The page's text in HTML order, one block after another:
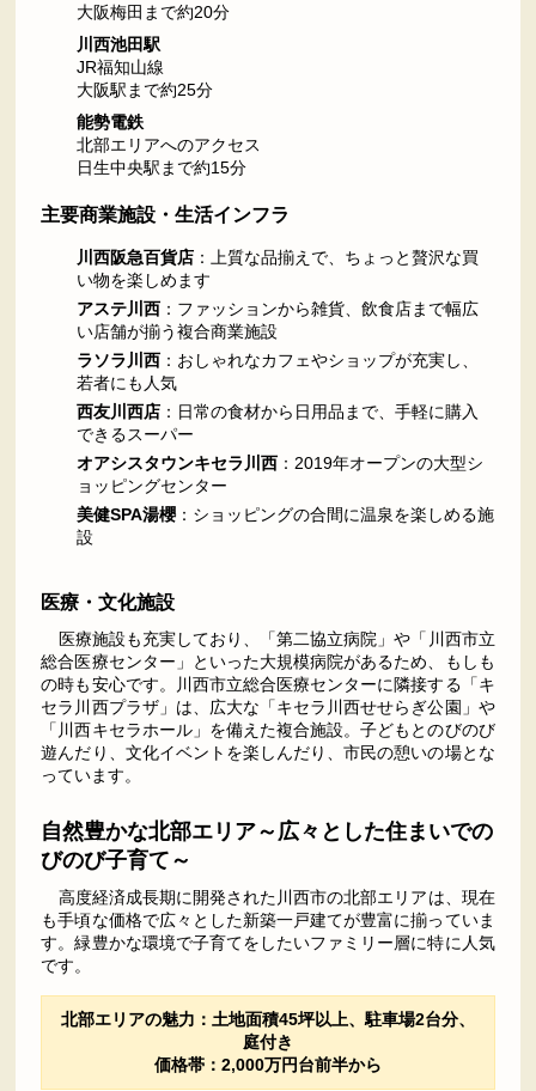
大阪梅田まで約20分
川西池田駅
JR福知山線
大阪駅まで約25分
能勢電鉄
北部エリアへのアクセス
日生中央駅まで約15分
主要商業施設・生活インフラ
川西阪急百貨店 ：上質な品揃えで、ちょっと贅沢な買
い物を楽しめます
アステ川西 ：ファッションから雑貨、飲食店まで幅広
い店舗が揃う複合商業施設
ラソラ川西 ：おしゃれなカフェやショップが充実し、
若者にも人気
西友川西店 ：日常の食材から日用品まで、手軽に購入
できるスーパー
オアシスタウンキセラ川西 ：2019年オープンの大型シ
ョッピングセンター
美健SPA湯櫻：ショッピングの合間に温泉を楽しめる施
設
医療・文化施設
医療施設も充実しており、「第二協立病院」や「川西市立
総合医療センター」といった大規模病院があるため、もしも
の時も安心です。川西市立総合医療センターに隣接する「キ
セラ川西プラザ」は、広大な「キセラ川西せせらぎ公園」や
「川西キセラホール」を備えた複合施設。子どもとのびのび
遊んだり、文化イベントを楽しんだり、市民の憩いの場とな
っています。
自然豊かな北部エリア～広々とした住まいでの
びのび子育て～
高度経済成長期に開発された川西市の北部エリアは、現在
も手頃な価格で広々とした新築一戸建てが豊富に揃っていま
す。緑豊かな環境で子育てをしたいファミリー層に特に人気
です。
北部エリアの魅力：土地面積45坪以上、駐車場2台分、
庭付き
価格帯：2,000万円台前半から